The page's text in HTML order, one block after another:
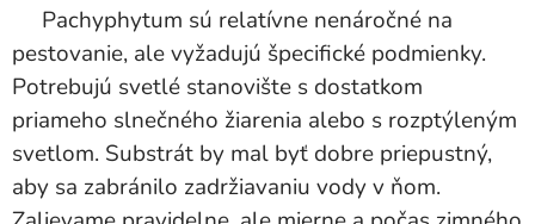
Pachyphytum sú relatívne nenáročné na
pestovanie, ale vyžadujú špecifické podmienky.
Potrebujú svetlé stanovište s dostatkom
priameho slnečného žiarenia alebo s rozptýleným
svetlom. Substrát by mal byť dobre priepustný,
aby sa zabránilo zadržiavaniu vody v ňom.